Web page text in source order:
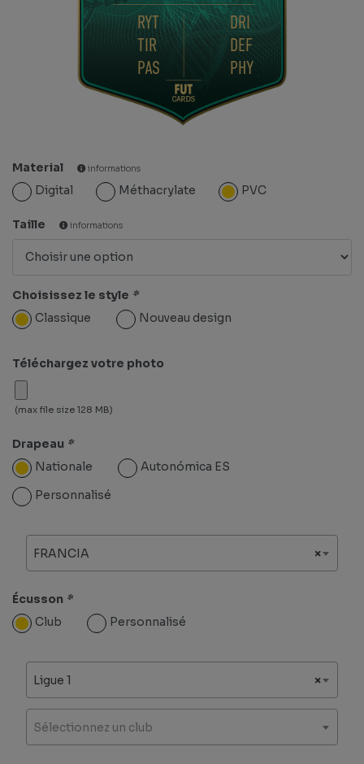
Material informations
Digital Méthacrylate PVC
Taille informations
Choisissez le style *
Classique
Nouveau design
Téléchargez votre photo
(max file size 128 MB)
Drapeau *
Nationale
Autonómica ES
Personnalisé
×
FRANCIA
Écusson *
Club
Personnalisé
×
Ligue 1
Sélectionnez un club
RYT
TIR
PAS
DRI
DEF
PHY